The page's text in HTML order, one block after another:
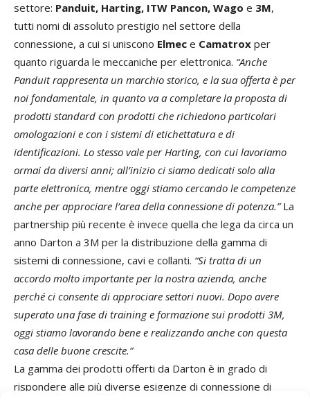
settore: Panduit, Harting, ITW Pancon, Wago e 3M,
tutti nomi di assoluto prestigio nel settore della
connessione, a cui si uniscono Elmec e Camatrox per
quanto riguarda le meccaniche per elettronica. “Anche
Panduit rappresenta un marchio storico, e la sua offerta è per
noi fondamentale, in quanto va a completare la proposta di
prodotti standard con prodotti che richiedono particolari
omologazioni e con i sistemi di etichettatura e di
identificazioni. Lo stesso vale per Harting, con cui lavoriamo
ormai da diversi anni; all’inizio ci siamo dedicati solo alla
parte elettronica, mentre oggi stiamo cercando le competenze
anche per approciare l’area della connessione di potenza.”La
partnership più recente è invece quella che lega da circa un
anno Darton a 3M per la distribuzione della gamma di
sistemi di connessione, cavi e collanti. “Si tratta di un
accordo molto importante per la nostra azienda, anche
perché ci consente di approciare settori nuovi. Dopo avere
superato una fase di training e formazione sui prodotti 3M,
oggi stiamo lavorando bene e realizzando anche con questa
casa delle buone crescite.”
La gamma dei prodotti offerti da Darton è in grado di
rispondere alle più diverse esigenze di connessione di